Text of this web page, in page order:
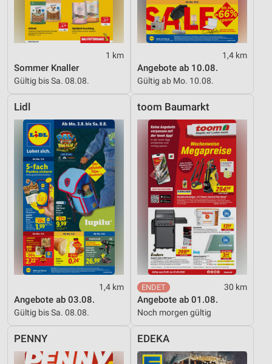
1 km
Sommer Knaller
Gültig bis Sa. 08.08.
1,4 km
Angebote ab 10.08.
Gültig ab Mo. 10.08.
Lidl
1,4 km
Angebote ab 03.08.
Gültig bis Sa. 08.08.
toom Baumarkt
30 km
Angebote ab 01.08.
Noch morgen gültig
PENNY EDEKA